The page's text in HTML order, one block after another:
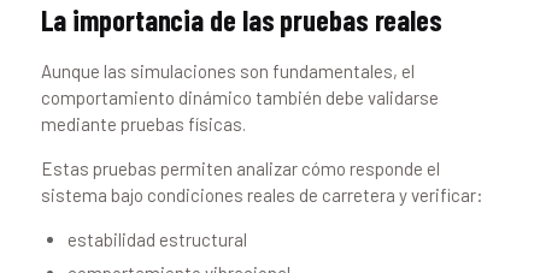
La importancia de las pruebas reales
Aunque las simulaciones son fundamentales, el
comportamiento dinámico también debe validarse
mediante pruebas físicas.
Estas pruebas permiten analizar cómo responde el
sistema bajo condiciones reales de carretera y verificar:
estabilidad estructural